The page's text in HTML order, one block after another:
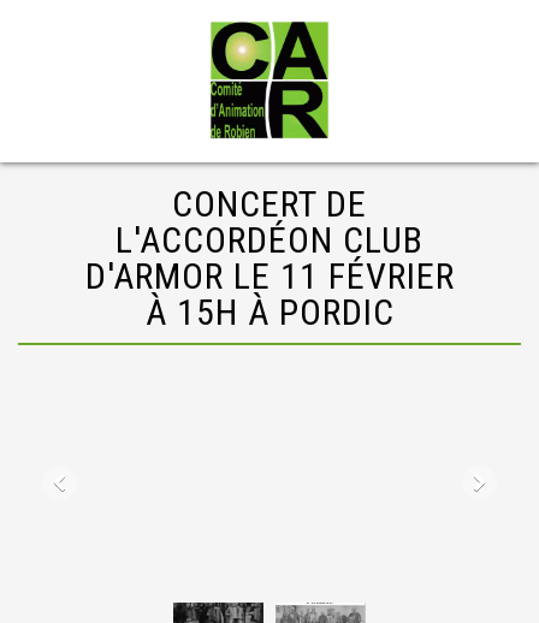
CONCERT DE
L'ACCORDÉON CLUB
D'ARMOR LE 11 FÉVRIER
À 15H À PORDIC